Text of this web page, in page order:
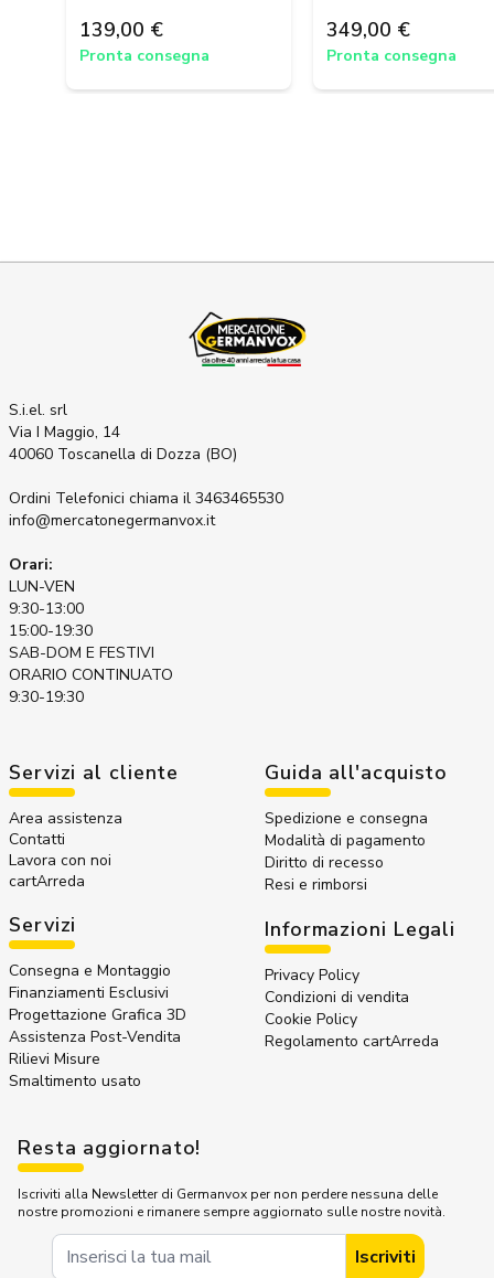
139,00 €
Pronta consegna
349,00 €
Pronta consegna
S.i.el. srl
Via I Maggio, 14
40060 Toscanella di Dozza (BO)
Ordini Telefonici chiama il 3463465530
info@mercatonegermanvox.it
Orari:
LUN-VEN
9:30-13:00
15:00-19:30
SAB-DOM E FESTIVI
ORARIO CONTINUATO
9:30-19:30
Servizi al cliente
Area assistenza
Contatti
Lavora con noi
cartArreda
Servizi
Consegna e Montaggio
Finanziamenti Esclusivi
Progettazione Grafica 3D
Assistenza Post-Vendita
Rilievi Misure
Smaltimento usato
Guida all'acquisto
Spedizione e consegna
Modalità di pagamento
Diritto di recesso
Resi e rimborsi
Informazioni Legali
Privacy Policy
Condizioni di vendita
Cookie Policy
Regolamento cartArreda
Resta aggiornato!
Iscriviti alla Newsletter di Germanvox per non perdere nessuna delle
nostre promozioni e rimanere sempre aggiornato sulle nostre novità.
Iscriviti